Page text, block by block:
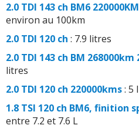
2.0 TDI 143 ch BM6
environ au 100km
2.0 TDI 120 ch : 7.9 litres
2.0 TDI 143 ch BM
litres
2.0 TDI 120 ch 220000kms: 5
1.8 TSI 120 ch BM6, finition
entre 7.2 et 7.6 L